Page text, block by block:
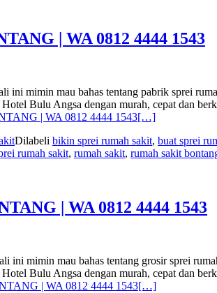
| WA 0812 4444 1543
mau bahas tentang pabrik sprei
Bulu Angsa dengan murah, cepat dan
| WA 0812 4444 1543[…]
Dilabeli bikin sprei rumah sakit, buat sprei
rumah sakit, rumah sakit, rumah sakit
| WA 0812 4444 1543
mau bahas tentang grosir sprei
Bulu Angsa dengan murah, cepat dan
| WA 0812 4444 1543[…]